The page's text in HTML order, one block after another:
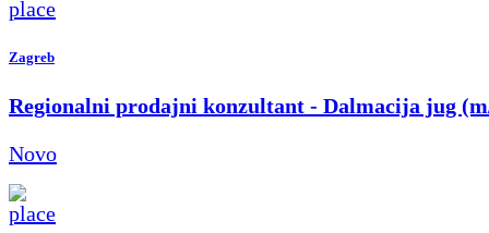
Zagreb
Regionalni prodajni konzultant - Dalmacija jug
Novo